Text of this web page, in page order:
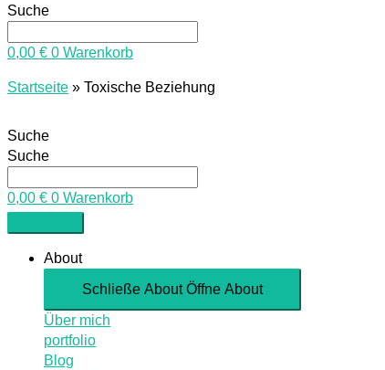
Suche
0,00 € 0 Warenkorb
Startseite » Toxische Beziehung
Suche
Suche
0,00 € 0 Warenkorb
About
Schließe About Öffne About
Über mich
portfolio
Blog